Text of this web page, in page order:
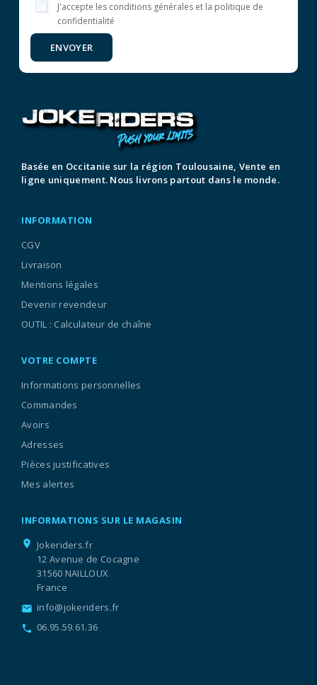
J'accepte les conditions générales et la politique de
confidentialité
ENVOYER
Basée en Occitanie sur la région Toulousaine, Vente en
ligne uniquement. Nous livrons partout dans le monde.
INFORMATION
CGV
Livraison
Mentions légales
Devenir revendeur
OUTIL : Calculateur de chaîne
VOTRE COMPTE
Informations personnelles
Commandes
Avoirs
Adresses
Pièces justificatives
Mes alertes
INFORMATIONS SUR LE MAGASIN
location_on
Jokeriders.fr
12 Avenue de Cocagne
31560 NAILLOUX
France
email info@jokeriders.fr
call 06.95.59.61.36